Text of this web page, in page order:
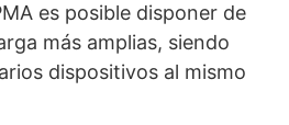
es posible disponer de
más amplias, siendo
dispositivos al mismo